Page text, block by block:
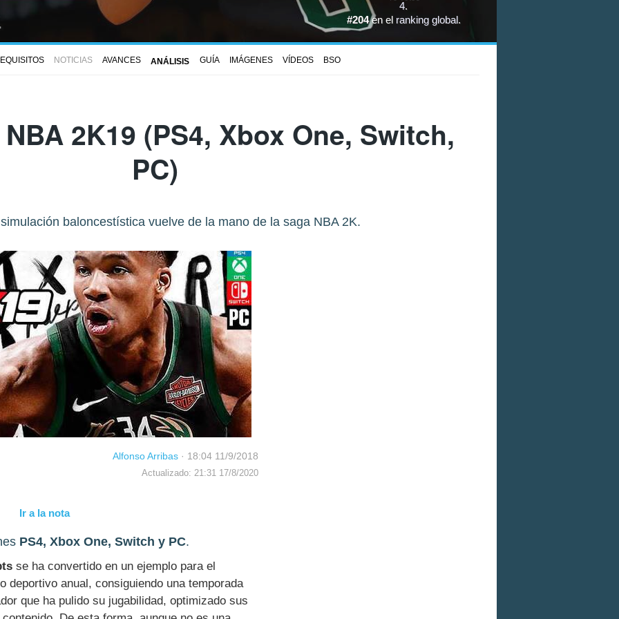
4.
#204en el ranking global .
NOTICIAS AVANCES ANÁLISIS GUÍA IMÁGENES VÍDEOS BSO
NBA 2K19 (PS4, Xbox One, Switch,
PC)
baloncestística vuelve de la mano de la saga NBA 2K.
Alfonso Arribas · 18:04 11/9/2018
Actualizado: 21:31 17/8/2020
Ir a la nota
PS4, Xbox One, Switch y PC.
se ha convertido en un ejemplo para el
deportivo anual, consiguiendo una temporada
que ha pulido su jugabilidad, optimizado sus